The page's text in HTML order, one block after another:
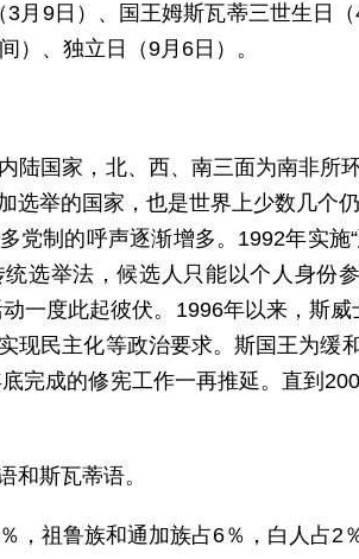
3月9日）、国王姆斯瓦蒂三世生日
）、独立日（9月6日）。
陆国家，北、西、南三面为南非所
选举的国家，也是世界上少数几个
党制的呼声逐渐增多。1992年实施
选举法，候选人只能以个人身份
一度此起彼伏。1996年以来，斯
现民主化等政治要求。斯国王为缓
完成的修宪工作一再推延。直到
和斯瓦蒂语。
，祖鲁族和通加族占6％，白人占2